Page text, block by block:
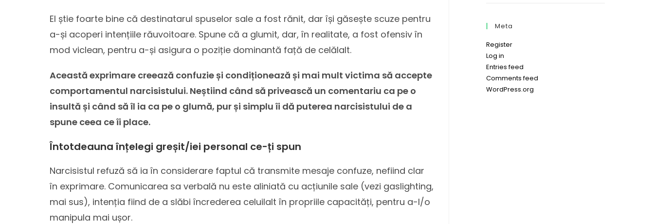
El știe foarte bine că destinatarul spuselor sale a fost rănit, dar își găsește scuze pentru
a-și acoperi intențiile răuvoitoare. Spune că a glumit, dar, în realitate, a fost ofensiv în
mod viclean, pentru a-și asigura o poziție dominantă față de celălalt.
Această exprimare creează confuzie și condiționează și mai mult victima să accepte
comportamentul narcisistului. Neștiind când să privească un comentariu ca pe o
insultă și când să îl ia ca pe o glumă, pur și simplu îi dă puterea narcisistului de a
spune ceea ce îi place.
Întotdeauna înțelegi greșit/iei personal ce-ți spun
Narcisistul refuză să ia în considerare faptul că transmite mesaje confuze, nefiind clar
în exprimare. Comunicarea sa verbală nu este aliniată cu acțiunile sale (vezi gaslighting,
mai sus), intenția fiind de a slăbi încrederea celuilalt în propriile capacități, pentru a-l/o
manipula mai ușor.
Meta
Register
Log in
Entries feed
Comments feed
WordPress.org